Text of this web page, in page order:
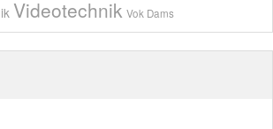
Videotechnik Vok Dams